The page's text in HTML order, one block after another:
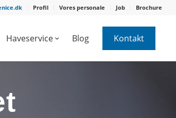
Profil Vores personale Job Brochure
Haveservice Blog Kontakt